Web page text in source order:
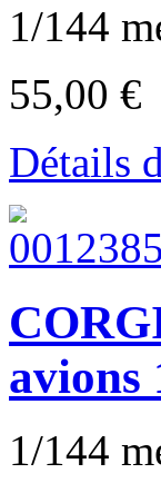
1/144
55,00 €
Détails
avions
1/144